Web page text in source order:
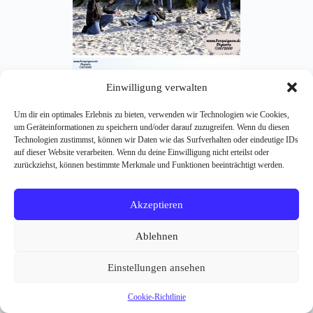
Einwilligung verwalten
Um dir ein optimales Erlebnis zu bieten, verwenden wir Technologien wie Cookies,
um Geräteinformationen zu speichern und/oder darauf zuzugreifen. Wenn du diesen
Technologien zustimmst, können wir Daten wie das Surfverhalten oder eindeutige IDs
auf dieser Website verarbeiten. Wenn du deine Einwilligung nicht erteilst oder
zurückziehst, können bestimmte Merkmale und Funktionen beeinträchtigt werden.
Akzeptieren
Ablehnen
Einstellungen ansehen
Cookie-Richtlinie
Copyright © 2026 - WordPress Theme von